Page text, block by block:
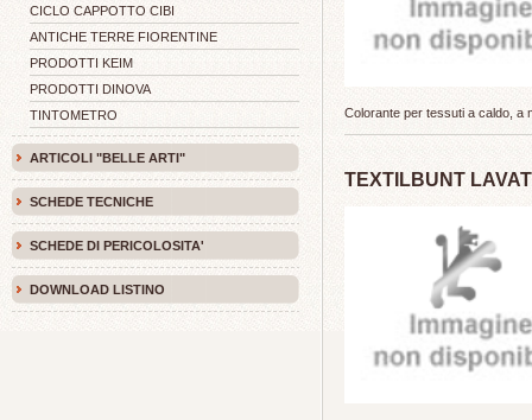
CICLO CAPPOTTO CIBI
ANTICHE TERRE FIORENTINE
PRODOTTI KEIM
PRODOTTI DINOVA
TINTOMETRO
ARTICOLI "BELLE ARTI"
SCHEDE TECNICHE
SCHEDE DI PERICOLOSITA'
DOWNLOAD LISTINO
Colorante per tessuti a caldo, a
TEXTILBUNT